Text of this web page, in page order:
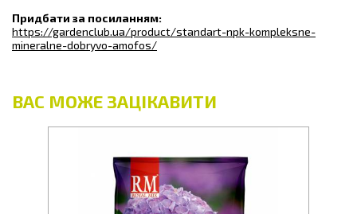
Придбати за посиланням:
https://gardenclub.ua/product/standart-npk-kompleksne-
mineralne-dobryvo-amofos/
ВАС МОЖЕ ЗАЦІКАВИТИ